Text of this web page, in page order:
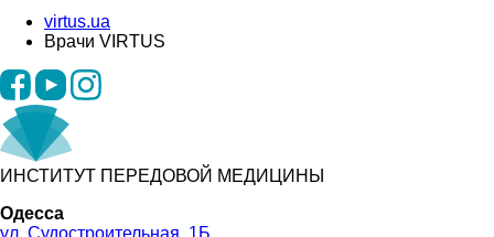
virtus.ua
Врачи VIRTUS
ИНСТИТУТ ПЕРЕДОВОЙ МЕДИЦИНЫ
Одесса
ул. Судостроительная, 1Б